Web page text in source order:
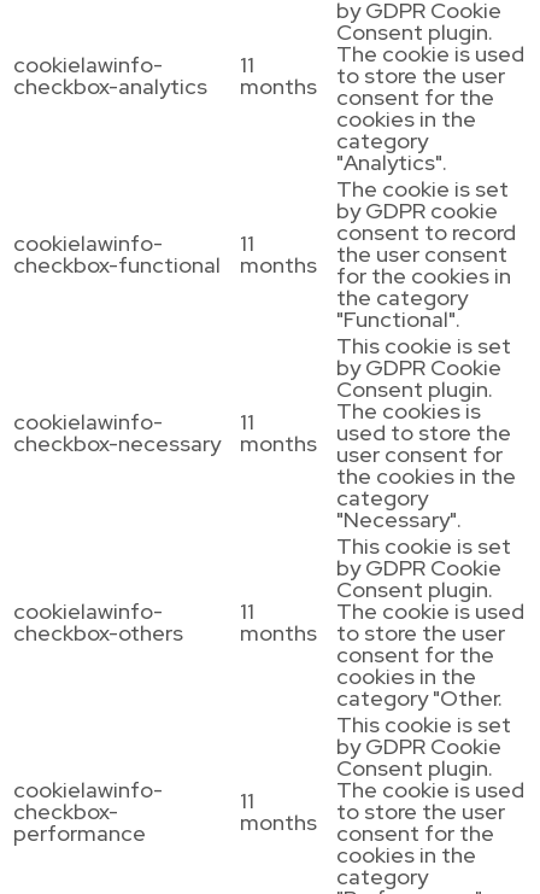
cookielawinfo-
checkbox-analytics
11
months
by GDPR Cookie
Consent plugin.
The cookie is used
to store the user
consent for the
cookies in the
category
"Analytics".
cookielawinfo-
checkbox-functional
11
months
The cookie is set
by GDPR cookie
consent to record
the user consent
for the cookies in
the category
"Functional".
cookielawinfo-
checkbox-necessary
11
months
This cookie is set
by GDPR Cookie
Consent plugin.
The cookies is
used to store the
user consent for
the cookies in the
category
"Necessary".
cookielawinfo-
checkbox-others
11
months
This cookie is set
by GDPR Cookie
Consent plugin.
The cookie is used
to store the user
consent for the
cookies in the
category "Other.
cookielawinfo-
checkbox-
performance
11
months
This cookie is set
by GDPR Cookie
Consent plugin.
The cookie is used
to store the user
consent for the
cookies in the
category